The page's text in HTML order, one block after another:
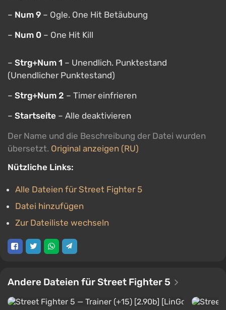
– Num 9 – Ogle. One Hit Betäubung
– Num 0 – One Hit Kill
– Strg+Num 1 – Unendlich. Punktestand
(Unendlicher Punktestand)
– Strg+Num 2 – Timer einfrieren
– Startseite – Alle deaktivieren
Der Name und die Beschreibung der Datei wurden
übersetzt. Original anzeigen (RU)
Nützliche Links:
Alle Dateien für Street Fighter 5
Datei hinzufügen
Zur Dateiliste wechseln
Andere Dateien für Street Fighter 5